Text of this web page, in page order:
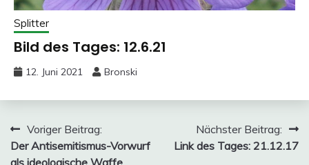
Splitter
Bild des Tages: 12.6.21
12. Juni 2021 Bronski
Beitragsnavigation
Voriger Beitrag:
Der Antisemitismus-Vorwurf
Nächster Beitrag:
Link des Tages: 21.12.17